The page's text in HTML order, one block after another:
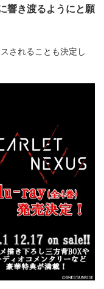
響き渡るようにと願
されることも決定し